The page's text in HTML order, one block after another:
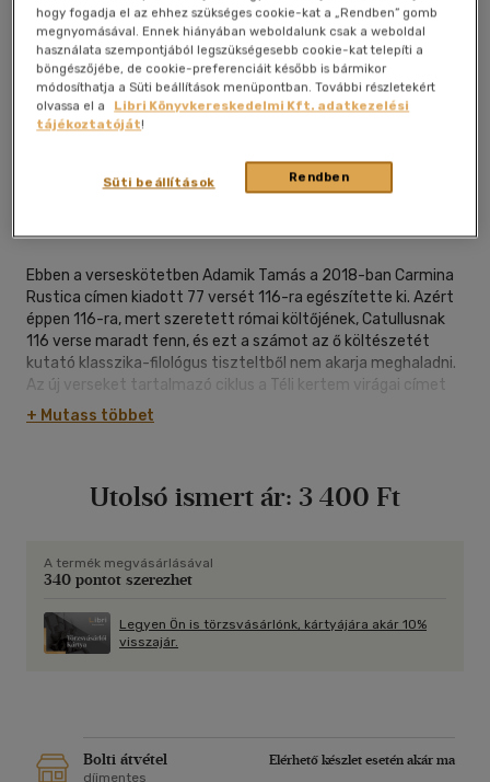
Kívánságlistához adom
(2 vélemény)
Ebben a verseskötetben Adamik Tamás a 2018-ban Carmina
Rustica címen kiadott 77 versét 116-ra egészítette ki. Azért
éppen 116-ra, mert szeretett római költőjének, Catullusnak
116 verse maradt fenn, és ezt a számot az ő költészetét
kutató klasszika-filológus tiszteltből nem akarja meghaladni.
Az új verseket tartalmazó ciklus a Téli kertem virágai címet
viseli. Versei tehát téli kertben (nem télikertben) nevelt
virágok vagy már gyümölcsök. A virág ugyanis metaforaként
fructifer - 'gyümölcshozó, gyümölcsöző' melléknév Columella
legősibb, a legfontosabb, a legszebb mesterség - és annak
élettere, a falu, búvópatakként újra és újra visszatér, hogy
"Műveljük kertjeinket!"
+ Mutass többet
Utolsó ismert ár: 3 400 Ft
A termék megvásárlásával
340 pontot szerezhet
Legyen Ön is törzsvásárlónk, kártyájára akár 10%
visszajár.
Bolti átvétel
Elérhető készlet esetén akár ma
díjmentes
hogy fogadja el az ehhez szükséges cookie-kat a „Rendben” gomb
megnyomásával. Ennek hiányában weboldalunk csak a weboldal
használata szempontjából legszükségesebb cookie-kat telepíti a
böngészőjébe, de cookie-preferenciáit később is bármikor
módosíthatja a Süti beállítások menüpontban. További részletekért
olvassa el a
Libri Könyvkereskedelmi Kft. adatkezelési
tájékoztatóját!
Rendben
Süti beállítások